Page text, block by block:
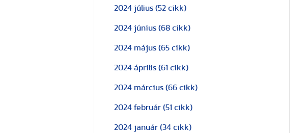
2024 július (52 cikk)
2024 június (68 cikk)
2024 május (65 cikk)
2024 április (61 cikk)
2024 március (66 cikk)
2024 február (51 cikk)
2024 január (34 cikk)